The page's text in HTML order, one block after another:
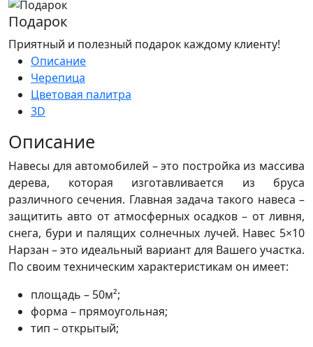
Подарок
Приятный и полезный подарок каждому клиенту!
Описание
Черепица
Цветовая палитра
3D
Описание
Навесы для автомобилей – это постройка из массива
дерева, которая изготавливается из бруса
различного сечения. Главная задача такого навеса –
защитить авто от атмосферных осадков – от ливня,
снега, бури и палящих солнечных лучей. Навес 5×10
Нарзан – это идеальный вариант для Вашего участка.
По своим техническим характеристикам он имеет:
площадь – 50м²;
форма – прямоугольная;
тип – открытый;